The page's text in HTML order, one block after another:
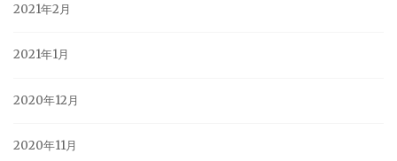
2021年2月
2021年1月
2020年12月
2020年11月